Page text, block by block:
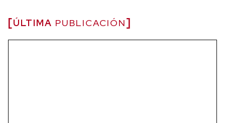
ÚLTIMA PUBLICACIÓN